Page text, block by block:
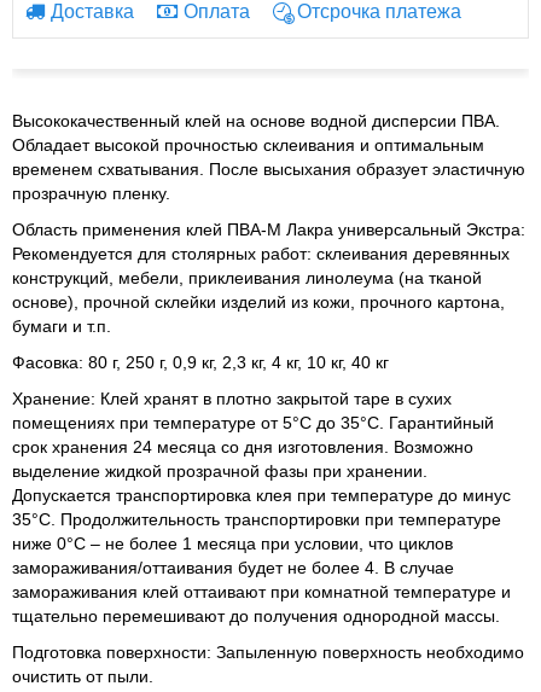
Доставка Оплата Отсрочка платежа
Высококачественный клей на основе водной дисперсии ПВА.
Обладает высокой прочностью склеивания и оптимальным
временем схватывания. После высыхания образует эластичную
прозрачную пленку.
Область применения клей ПВА-М Лакра универсальный Экстра:
Рекомендуется для столярных работ: склеивания деревянных
конструкций, мебели, приклеивания линолеума (на тканой
основе), прочной склейки изделий из кожи, прочного картона,
бумаги и т.п.
Фасовка: 80 г, 250 г, 0,9 кг, 2,3 кг, 4 кг, 10 кг, 40 кг
Хранение: Клей хранят в плотно закрытой таре в сухих
помещениях при температуре от 5°С до 35°С. Гарантийный
срок хранения 24 месяца со дня изготовления. Возможно
выделение жидкой прозрачной фазы при хранении.
Допускается транспортировка клея при температуре до минус
35°С. Продолжительность транспортировки при температуре
ниже 0°С – не более 1 месяца при условии, что циклов
замораживания/оттаивания будет не более 4. В случае
замораживания клей оттаивают при комнатной температуре и
тщательно перемешивают до получения однородной массы.
Подготовка поверхности: Запыленную поверхность необходимо
очистить от пыли.